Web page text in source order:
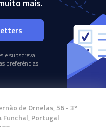
mais.
e subscreva
preferências.
de Ornelas, 56 - 3º
Funchal, Portugal